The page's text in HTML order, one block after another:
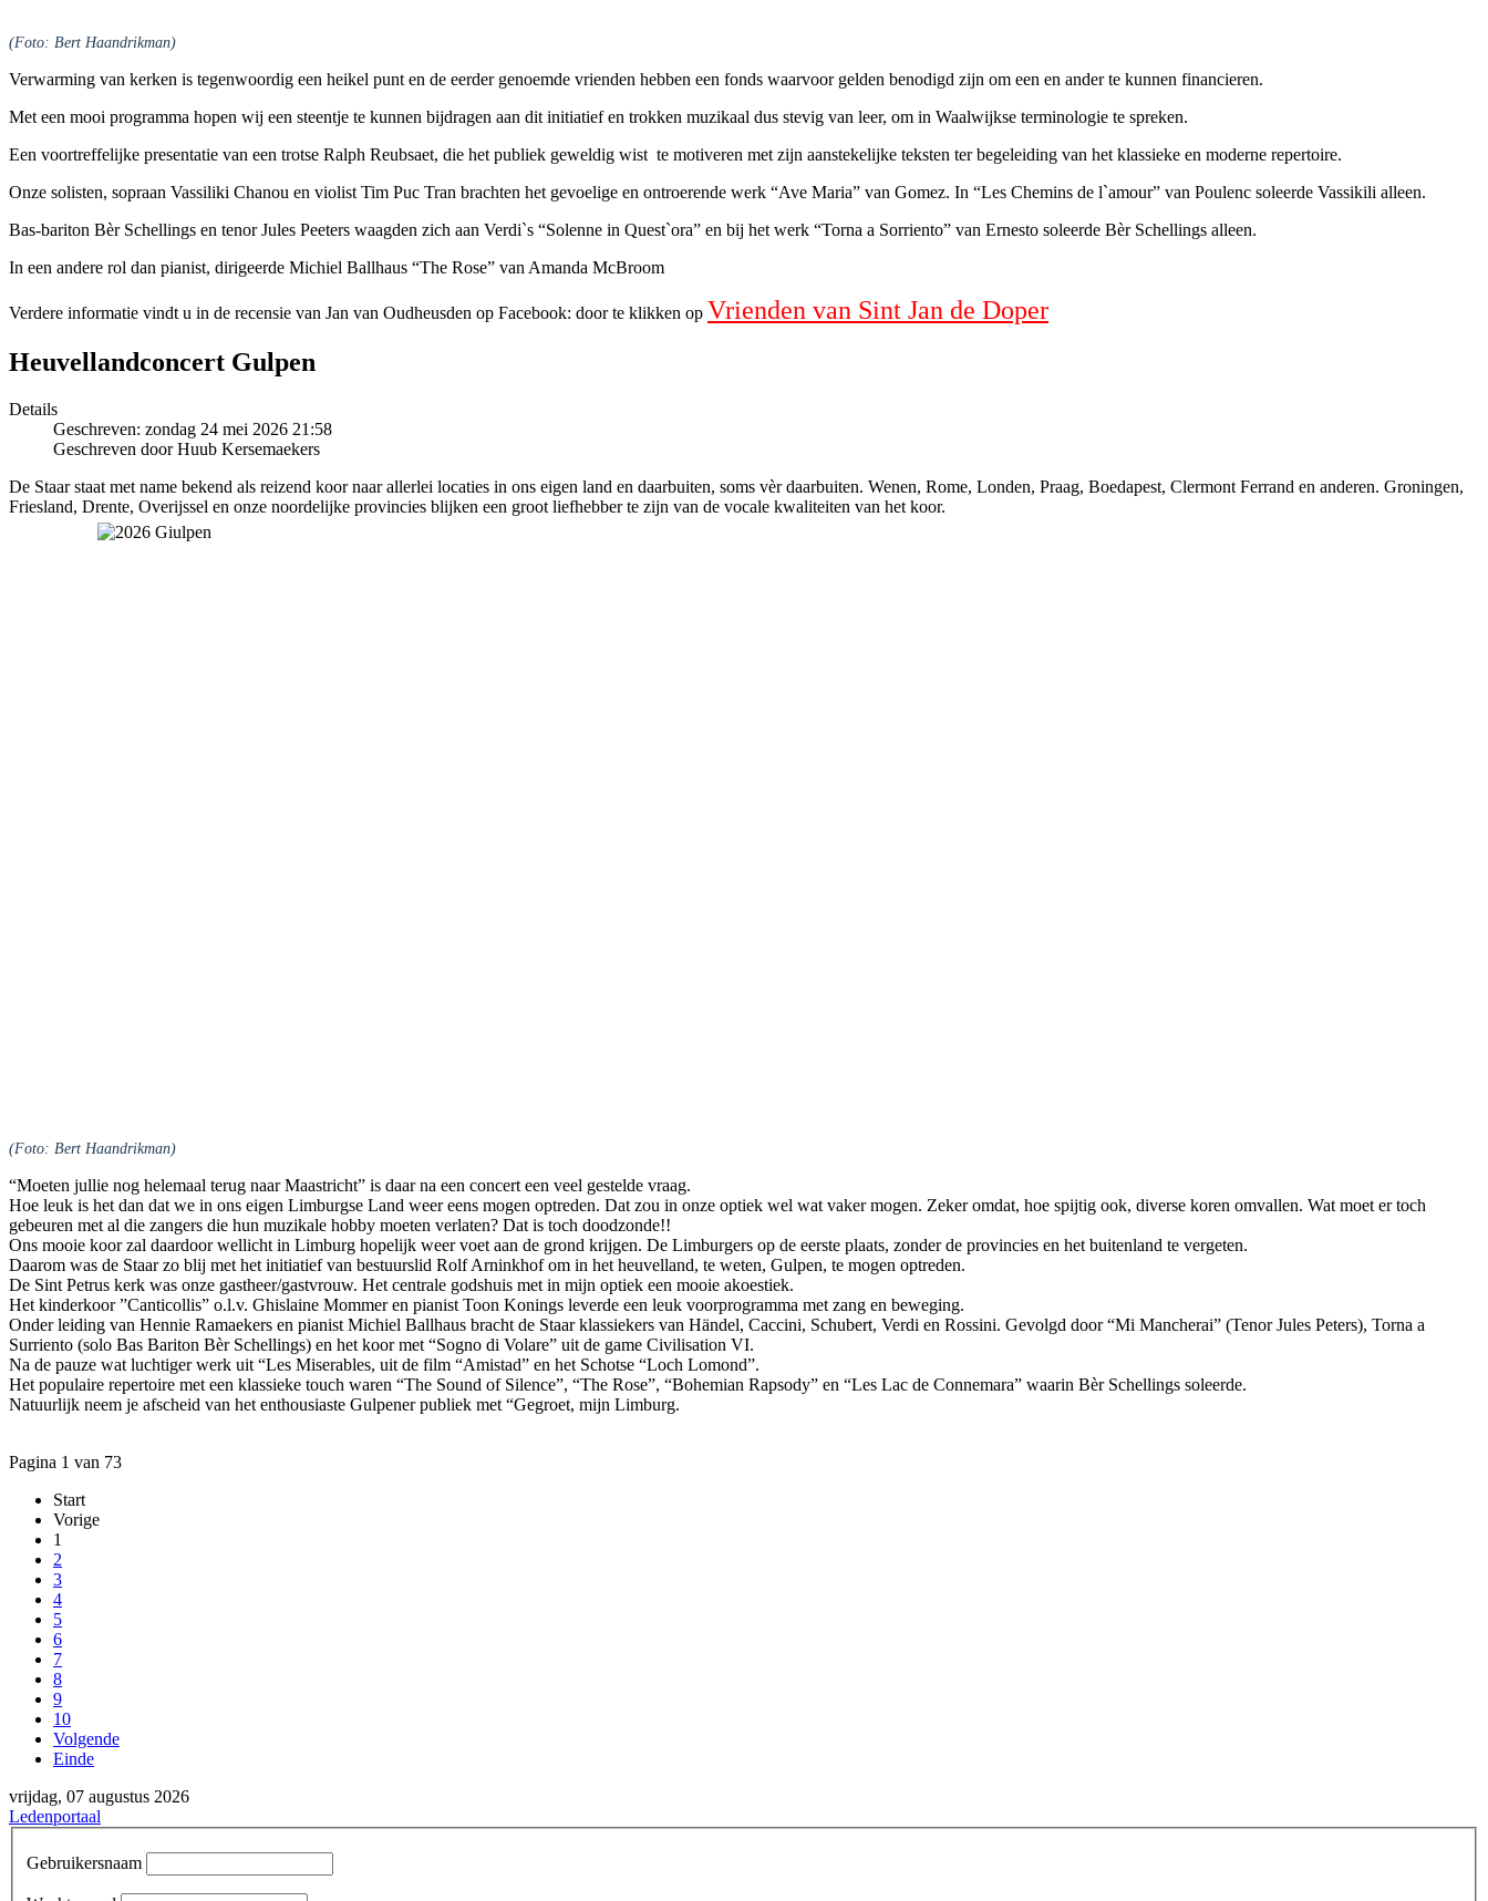
(Foto: Bert Haandrikman)
Verwarming van kerken is tegenwoordig een heikel punt en de eerder genoemde vrienden hebben een fonds waarvoor gelden benodigd zijn om een en ander te kunnen financieren.
Met een mooi programma hopen wij een steentje te kunnen bijdragen aan dit initiatief en trokken muzikaal dus stevig van leer, om in Waalwijkse terminologie te spreken.
Een voortreffelijke presentatie van een trotse Ralph Reubsaet, die het publiek geweldig wist te motiveren met zijn aanstekelijke teksten ter begeleiding van het klassieke en moderne repertoire.
Onze solisten, sopraan Vassiliki Chanou en violist Tim Puc Tran brachten het gevoelige en ontroerende werk “Ave Maria” van Gomez. In “Les Chemins de l`amour” van Poulenc soleerde Vassikili alleen.
Bas-bariton Bèr Schellings en tenor Jules Peeters waagden zich aan Verdi`s “Solenne in Quest`ora” en bij het werk “Torna a Sorriento” van Ernesto soleerde Bèr Schellings alleen.
In een andere rol dan pianist, dirigeerde Michiel Ballhaus “The Rose” van Amanda McBroom
Verdere informatie vindt u in de recensie van Jan van Oudheusden op Facebook: door te klikken op Vrienden van Sint Jan de Doper
Heuvellandconcert Gulpen
Details
Geschreven: zondag 24 mei 2026 21:58
Geschreven door Huub Kersemaekers
De Staar staat met name bekend als reizend koor naar allerlei locaties in ons eigen land en daarbuiten, soms vèr daarbuiten. Wenen, Rome, Londen, Praag, Boedapest, Clermont Ferrand en anderen. Groningen,
Friesland, Drente, Overijssel en onze noordelijke provincies blijken een groot liefhebber te zijn van de vocale kwaliteiten van het koor.
(Foto: Bert Haandrikman)
“Moeten jullie nog helemaal terug naar Maastricht” is daar na een concert een veel gestelde vraag.
Hoe leuk is het dan dat we in ons eigen Limburgse Land weer eens mogen optreden. Dat zou in onze optiek wel wat vaker mogen. Zeker omdat, hoe spijtig ook, diverse koren omvallen. Wat moet er toch
gebeuren met al die zangers die hun muzikale hobby moeten verlaten? Dat is toch doodzonde!!
Ons mooie koor zal daardoor wellicht in Limburg hopelijk weer voet aan de grond krijgen. De Limburgers op de eerste plaats, zonder de provincies en het buitenland te vergeten.
Daarom was de Staar zo blij met het initiatief van bestuurslid Rolf Arninkhof om in het heuvelland, te weten, Gulpen, te mogen optreden.
De Sint Petrus kerk was onze gastheer/gastvrouw. Het centrale godshuis met in mijn optiek een mooie akoestiek.
Het kinderkoor ”Canticollis” o.l.v. Ghislaine Mommer en pianist Toon Konings leverde een leuk voorprogramma met zang en beweging.
Onder leiding van Hennie Ramaekers en pianist Michiel Ballhaus bracht de Staar klassiekers van Händel, Caccini, Schubert, Verdi en Rossini. Gevolgd door “Mi Mancherai” (Tenor Jules Peters), Torna a
Surriento (solo Bas Bariton Bèr Schellings) en het koor met “Sogno di Volare” uit de game Civilisation VI.
Na de pauze wat luchtiger werk uit “Les Miserables, uit de film “Amistad” en het Schotse “Loch Lomond”.
Het populaire repertoire met een klassieke touch waren “The Sound of Silence”, “The Rose”, “Bohemian Rapsody” en “Les Lac de Connemara” waarin Bèr Schellings soleerde.
Natuurlijk neem je afscheid van het enthousiaste Gulpener publiek met “Gegroet, mijn Limburg.
Pagina 1 van 73
Start
Vorige
1
2
3
4
5
6
7
8
9
10
Volgende
Einde
vrijdag, 07 augustus 2026
Ledenportaal
Gebruikersnaam